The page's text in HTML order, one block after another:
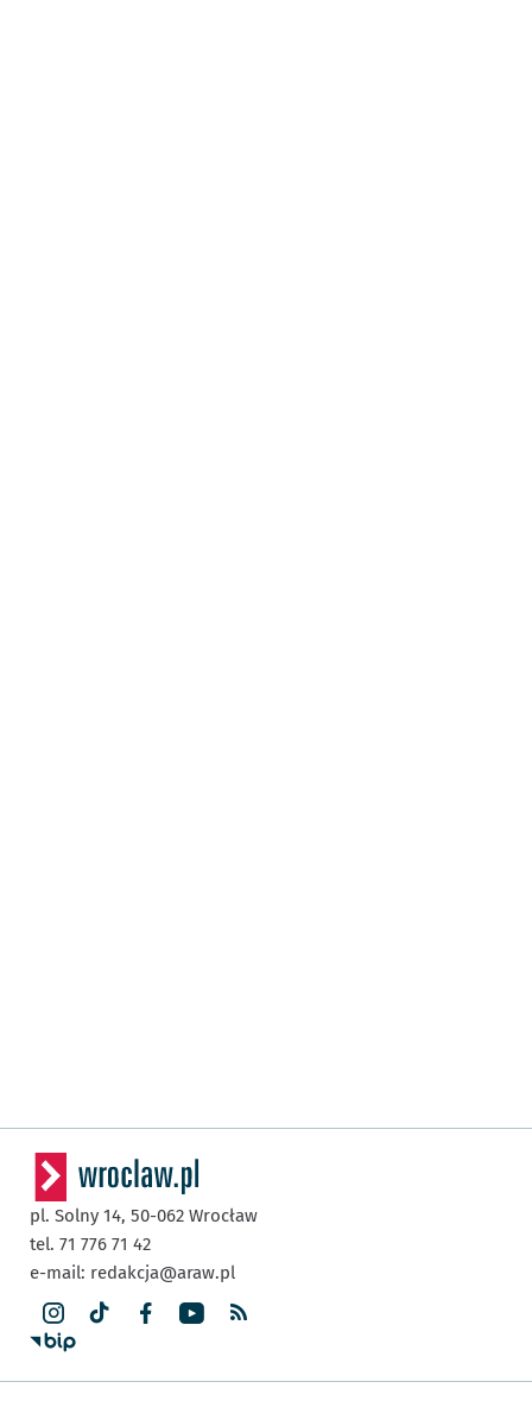
pl. Solny 14, 50-062 Wrocław
tel. 71 776 71 42
e-mail: redakcja@araw.pl